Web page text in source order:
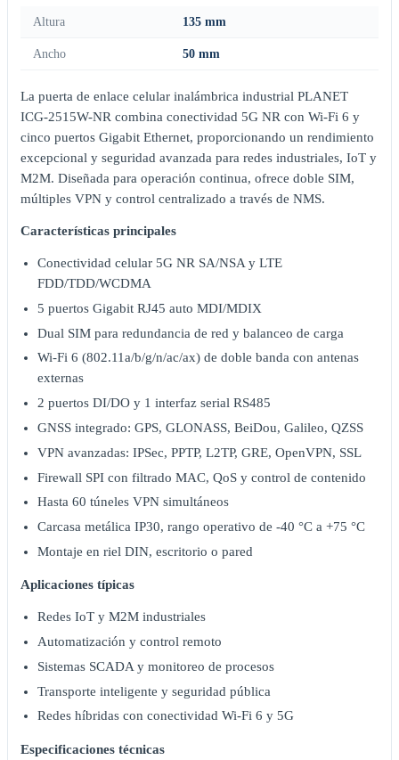
Altura 135 mm
Ancho 50 mm
La puerta de enlace celular inalámbrica industrial PLANET
ICG-2515W-NR combina conectividad 5G NR con Wi-Fi 6 y
cinco puertos Gigabit Ethernet, proporcionando un rendimiento
excepcional y seguridad avanzada para redes industriales, IoT y
M2M. Diseñada para operación continua, ofrece doble SIM,
múltiples VPN y control centralizado a través de NMS.
Características principales
Conectividad celular 5G NR SA/NSA y LTE
FDD/TDD/WCDMA
5 puertos Gigabit RJ45 auto MDI/MDIX
Dual SIM para redundancia de red y balanceo de carga
Wi-Fi 6 (802.11a/b/g/n/ac/ax) de doble banda con antenas
externas
2 puertos DI/DO y 1 interfaz serial RS485
GNSS integrado: GPS, GLONASS, BeiDou, Galileo, QZSS
VPN avanzadas: IPSec, PPTP, L2TP, GRE, OpenVPN, SSL
Firewall SPI con filtrado MAC, QoS y control de contenido
Hasta 60 túneles VPN simultáneos
Carcasa metálica IP30, rango operativo de -40 °C a +75 °C
Montaje en riel DIN, escritorio o pared
Aplicaciones típicas
Redes IoT y M2M industriales
Automatización y control remoto
Sistemas SCADA y monitoreo de procesos
Transporte inteligente y seguridad pública
Redes híbridas con conectividad Wi-Fi 6 y 5G
Especificaciones técnicas